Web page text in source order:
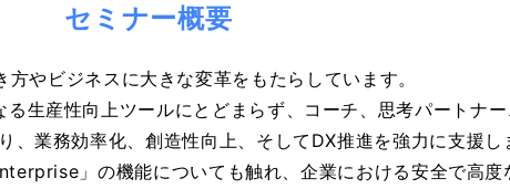
セミナー概要
やビジネスに大きな変革をもたらしています。
生産性向上ツールにとどまらず、コーチ、思考パートナ
業務効率化、創造性向上、そしてDX推進を強力に支援し
」の機能についても触れ、企業における安全で高度